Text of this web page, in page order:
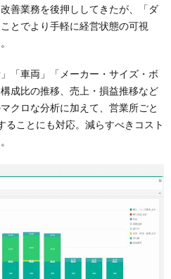
善業務を後押ししてきたが、「ダ
とでより手軽に経営状態の可視
「車両」「メーカー・サイズ・ボ
成比の推移、売上・損益推移など
クロな分析に加えて、営業所ごと
ることにも対応。減らすべきコスト